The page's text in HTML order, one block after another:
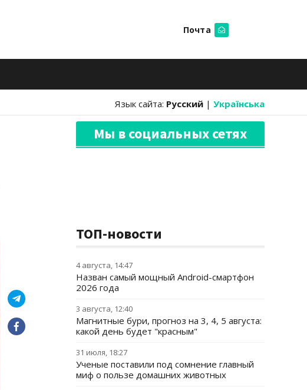
Почта
Язык сайта: Русский | Українська
Мы в социальных сетях
ТОП-новости
4 августа, 14:47
Назван самый мощный Android-смартфон
2026 года
3 августа, 12:40
Магнитные бури, прогноз на 3, 4, 5 августа:
какой день будет "красным"
31 июля, 18:27
Ученые поставили под сомнение главный
миф о пользе домашних животных